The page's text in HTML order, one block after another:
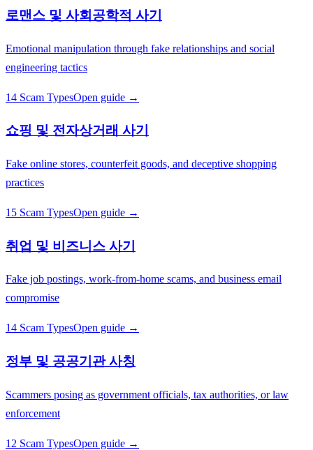
로맨스 및 사회공학적 사기
Emotional manipulation through fake relationships and social
engineering tactics
14 Scam TypesOpen guide →
쇼핑 및 전자상거래 사기
Fake online stores, counterfeit goods, and deceptive shopping
practices
15 Scam TypesOpen guide →
취업 및 비즈니스 사기
Fake job postings, work-from-home scams, and business email
compromise
14 Scam TypesOpen guide →
정부 및 공공기관 사칭
Scammers posing as government officials, tax authorities, or law
enforcement
12 Scam TypesOpen guide →